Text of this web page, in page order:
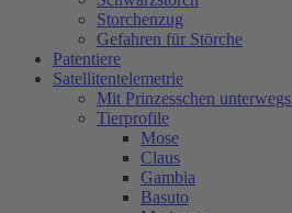
Storchenzug
Gefahren für Störche
Patentiere
Satellitentelemetrie
Mit Prinzesschen
Tierprofile
Mose
Claus
Gambia
Basuto